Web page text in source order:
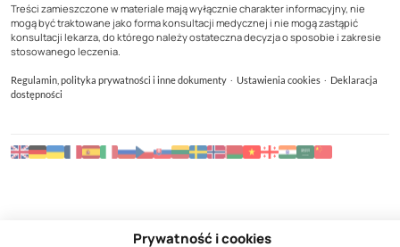
Treści zamieszczone w materiale mają wyłącznie charakter informacyjny, nie
mogą być traktowane jako forma konsultacji medycznej i nie mogą zastąpić
konsultacji lekarza, do którego należy ostateczna decyzja o sposobie i zakresie
stosowanego leczenia.
Regulamin, polityka prywatności i inne dokumenty · Ustawienia cookies · Deklaracja
dostępności
Prywatność i cookies